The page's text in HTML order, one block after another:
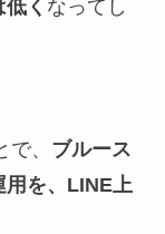
く なってし
、 ブルース
用を、LINE上